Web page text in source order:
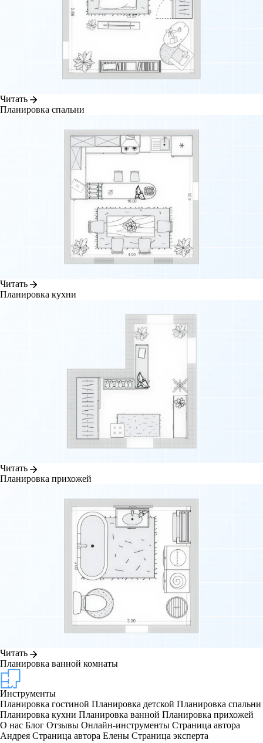
Читать
Планировка спальни
Читать
Планировка кухни
Читать
Планировка прихожей
Читать
Планировка ванной комнаты
Инструменты
Планировка гостиной Планировка детской Планировка спальни
Планировка кухни Планировка ванной Планировка прихожей
О нас Блог Отзывы Онлайн-инструменты Страница автора
Андрея Страница автора Елены Страница эксперта